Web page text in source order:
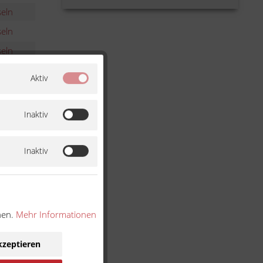
Aktiv
Inaktiv
Inaktiv
Mehr Informationen